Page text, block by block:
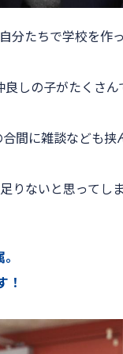
たちで学校を
しの子がたくさん
に雑談なども挟
ないと思ってし